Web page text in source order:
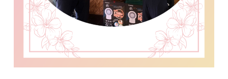
サイト内検索